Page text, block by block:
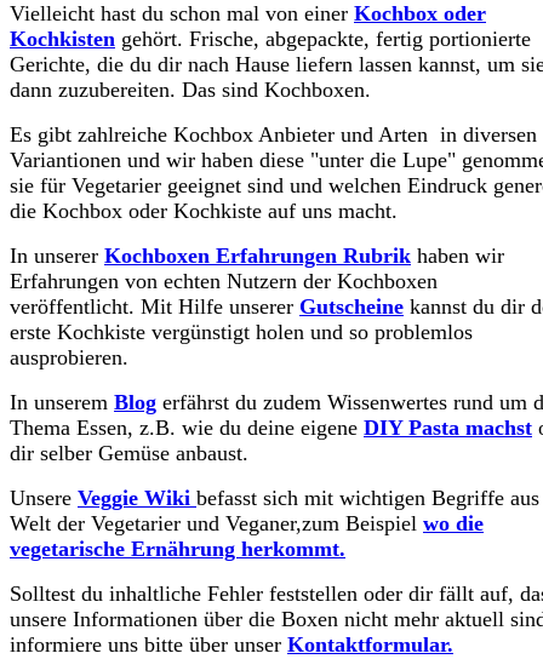
Vielleicht hast du schon mal von einer Kochbox oder
Kochkisten gehört. Frische, abgepackte, fertig portionierte
Gerichte, die du dir nach Hause liefern lassen kannst, um
dann zuzubereiten. Das sind Kochboxen.
Es gibt zahlreiche Kochbox Anbieter und Arten in diversen
Variantionen und wir haben diese "unter die Lupe"
sie für Vegetarier geeignet sind und welchen Eindruck
die Kochbox oder Kochkiste auf uns macht.
In unserer Kochboxen Erfahrungen Rubrik haben wir
Erfahrungen von echten Nutzern der Kochboxen
veröffentlicht. Mit Hilfe unserer Gutscheine kannst du dir
erste Kochkiste vergünstigt holen und so problemlos
ausprobieren.
In unserem Blog erfährst du zudem Wissenwertes rund um
Thema Essen, z.B. wie du deine eigene DIY Pasta machst
dir selber Gemüse anbaust.
Unsere Veggie Wiki befasst sich mit wichtigen Begriffe
Welt der Vegetarier und Veganer,zum Beispiel wo die
vegetarische Ernährung herkommt.
Solltest du inhaltliche Fehler feststellen oder dir fällt auf,
unsere Informationen über die Boxen nicht mehr aktuell
informiere uns bitte über unser Kontaktformular.